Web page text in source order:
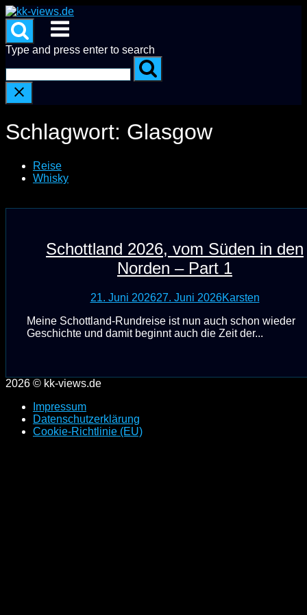
Skip
to
content
Menu
Type and press enter to search
Schlagwort: Glasgow
Reise
Whisky
Schottland 2026, vom Süden in den
Norden – Part 1
21. Juni 202627. Juni 2026Karsten
Meine Schottland-Rundreise ist nun auch schon wieder
Geschichte und damit beginnt auch die Zeit der...
2026 © kk-views.de
Impressum
Datenschutzerklärung
Cookie-Richtlinie (EU)